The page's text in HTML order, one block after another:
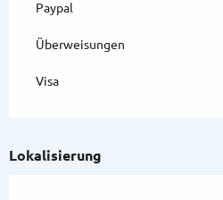
Paypal
Überweisungen
Visa
Lokalisierung